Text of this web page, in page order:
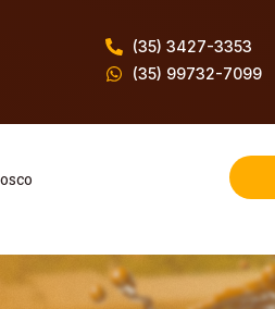
(35) 3427-3353
(35) 99732-7099